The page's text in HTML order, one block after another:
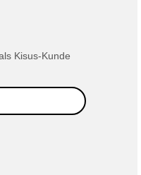
Kisus-Kunde